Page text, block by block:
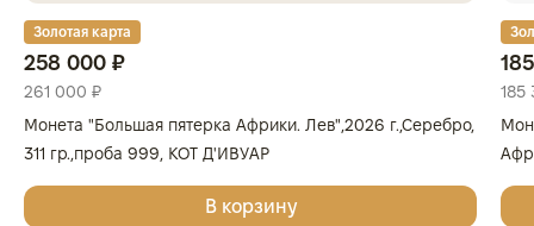
Золотая карта
258 000 ₽
261 000 ₽
Монета "Большая пятерка Африки. Лев",2026 г.,Серебро,
311 гр.,проба 999, КОТ Д'ИВУАР
В корзину
185